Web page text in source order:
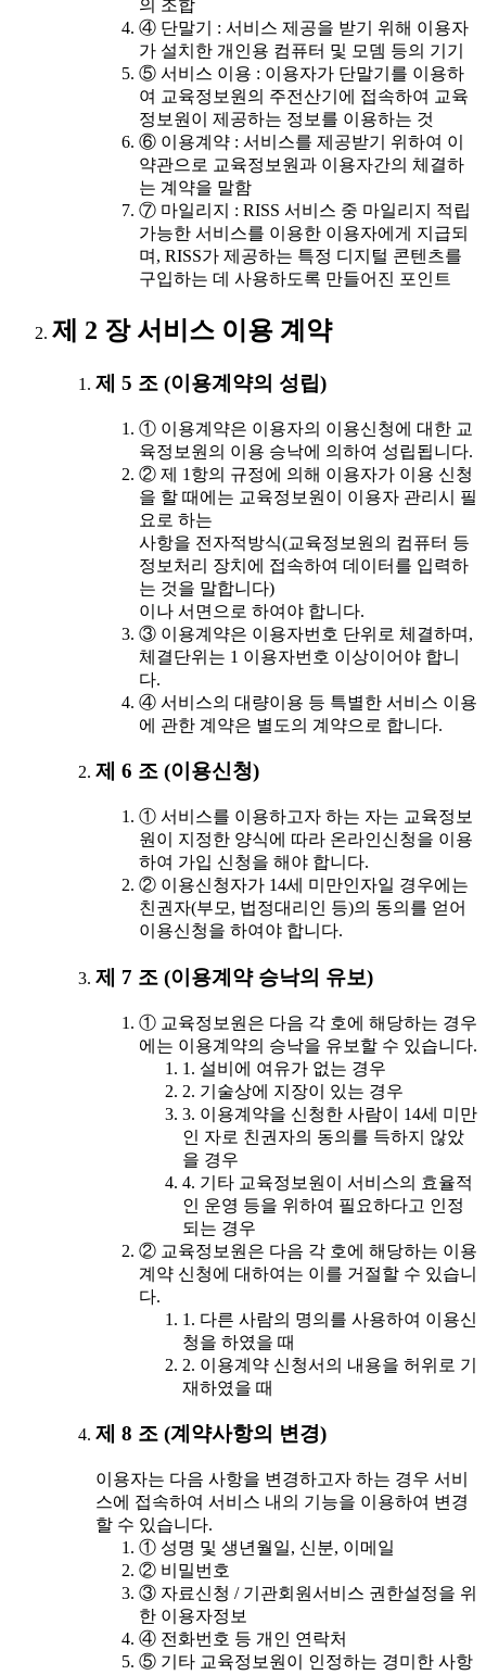
의 조합
④ 단말기 : 서비스 제공을 받기 위해 이용자
가 설치한 개인용 컴퓨터 및 모뎀 등의 기기
⑤ 서비스 이용 : 이용자가 단말기를 이용하
여 교육정보원의 주전산기에 접속하여 교육
정보원이 제공하는 정보를 이용하는 것
⑥ 이용계약 : 서비스를 제공받기 위하여 이
약관으로 교육정보원과 이용자간의 체결하
는 계약을 말함
⑦ 마일리지 : RISS 서비스 중 마일리지 적립
가능한 서비스를 이용한 이용자에게 지급되
며, RISS가 제공하는 특정 디지털 콘텐츠를
구입하는 데 사용하도록 만들어진 포인트
제 2 장 서비스 이용 계약
제 5 조 (이용계약의 성립)
① 이용계약은 이용자의 이용신청에 대한 교
육정보원의 이용 승낙에 의하여 성립됩니다.
② 제 1항의 규정에 의해 이용자가 이용 신청
을 할 때에는 교육정보원이 이용자 관리시 필
요로 하는
사항을 전자적방식(교육정보원의 컴퓨터 등
정보처리 장치에 접속하여 데이터를 입력하
는 것을 말합니다)
이나 서면으로 하여야 합니다.
③ 이용계약은 이용자번호 단위로 체결하며,
체결단위는 1 이용자번호 이상이어야 합니
다.
④ 서비스의 대량이용 등 특별한 서비스 이용
에 관한 계약은 별도의 계약으로 합니다.
제 6 조 (이용신청)
① 서비스를 이용하고자 하는 자는 교육정보
원이 지정한 양식에 따라 온라인신청을 이용
하여 가입 신청을 해야 합니다.
② 이용신청자가 14세 미만인자일 경우에는
친권자(부모, 법정대리인 등)의 동의를 얻어
이용신청을 하여야 합니다.
제 7 조 (이용계약 승낙의 유보)
① 교육정보원은 다음 각 호에 해당하는 경우
에는 이용계약의 승낙을 유보할 수 있습니다.
1. 설비에 여유가 없는 경우
2. 기술상에 지장이 있는 경우
3. 이용계약을 신청한 사람이 14세 미만
인 자로 친권자의 동의를 득하지 않았
을 경우
4. 기타 교육정보원이 서비스의 효율적
인 운영 등을 위하여 필요하다고 인정
되는 경우
② 교육정보원은 다음 각 호에 해당하는 이용
계약 신청에 대하여는 이를 거절할 수 있습니
다.
1. 다른 사람의 명의를 사용하여 이용신
청을 하였을 때
2. 이용계약 신청서의 내용을 허위로 기
재하였을 때
제 8 조 (계약사항의 변경)
이용자는 다음 사항을 변경하고자 하는 경우 서비
스에 접속하여 서비스 내의 기능을 이용하여 변경
할 수 있습니다.
① 성명 및 생년월일, 신분, 이메일
② 비밀번호
③ 자료신청 / 기관회원서비스 권한설정을 위
한 이용자정보
④ 전화번호 등 개인 연락처
⑤ 기타 교육정보원이 인정하는 경미한 사항